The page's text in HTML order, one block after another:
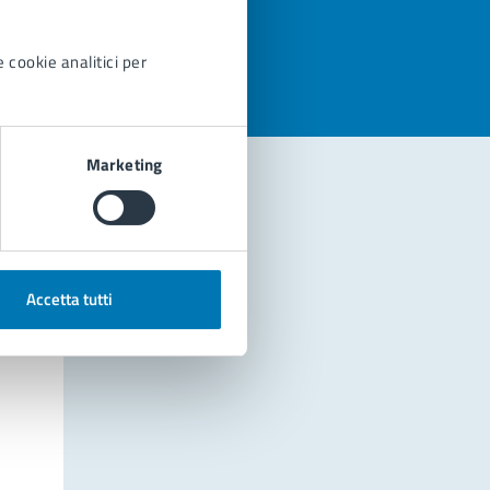
cookie analitici per
Marketing
Accetta tutti